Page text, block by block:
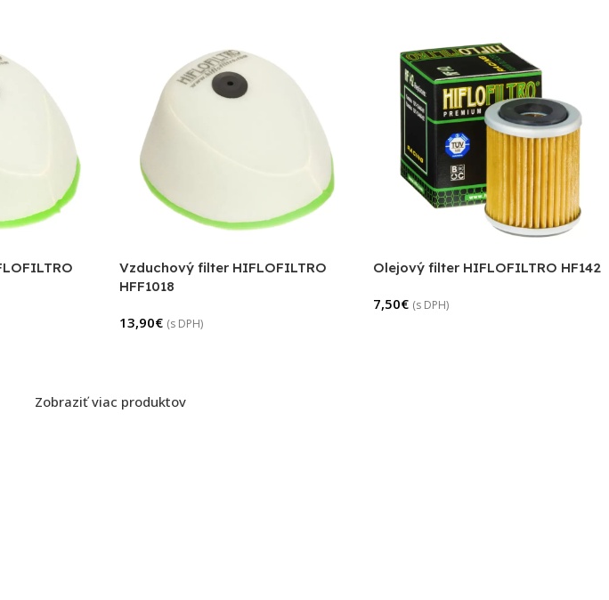
Vzduchový filter HIFLOFILTRO
HFF1018
13,90€ (s DPH)
Olejový filter HIFLOFILTRO HF142
7,50€ (s DPH)
Zobraziť viac produktov